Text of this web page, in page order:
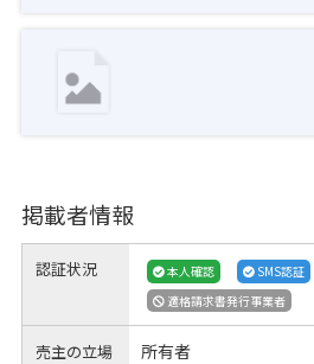
掲載者情報
認証状況 本人確認
SMS認証
適格請求書発行事業者
売主の立場 所有者